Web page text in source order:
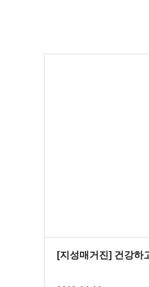
[지성매거진] 건강하